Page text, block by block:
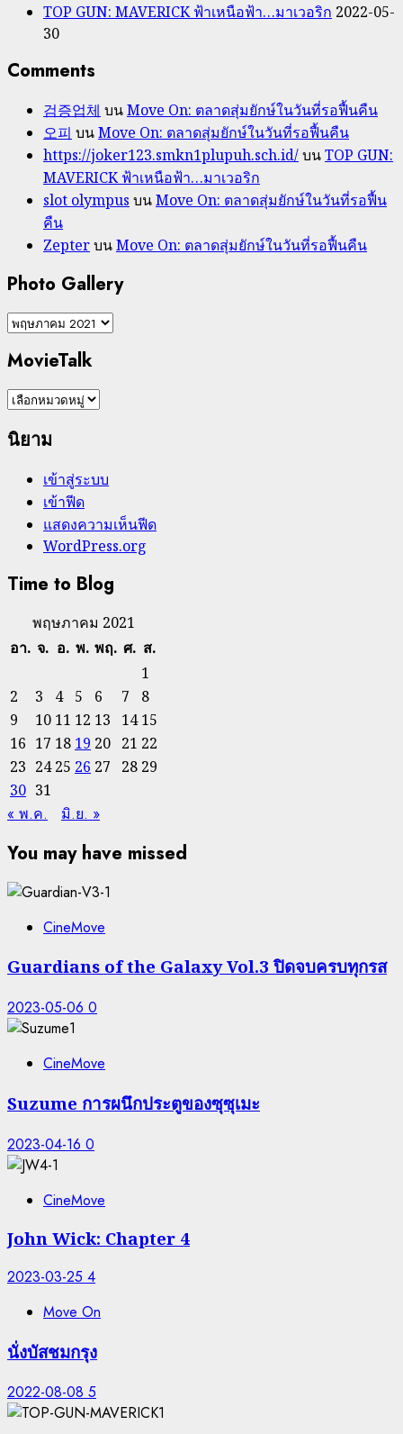
TOP GUN: MAVERICK ฟ้าเหนือฟ้า…มาเวอริก 2022-05-
30
Comments
검증업체 บนMove On: ตลาดสุ่มยักษ์ในวันที่รอฟื้นคืน
오피 บนMove On: ตลาดสุ่มยักษ์ในวันที่รอฟื้นคืน
https://joker123.smkn1plupuh.sch.id/บนTOP GUN:
MAVERICK ฟ้าเหนือฟ้า…มาเวอริก
slot olympus บนMove On: ตลาดสุ่มยักษ์ในวันที่รอฟื้น
คืน
ZepterบนMove On: ตลาดสุ่มยักษ์ในวันที่รอฟื้นคืน
Photo Gallery
Photo
MovieTalk
MovieTalk
นิยาม
เข้าสู่ระบบ
เข้าฟีด
แสดงความเห็นฟีด
WordPress.org
Time to Blog
พฤษภาคม 2021
อา. จ. อ. พ. พฤ. ศ. ส.
1
2
3 4 5 6 7
8
9
10 11 12 13 14 15
16 17 18 19 20 21 22
23 24 25 26 27 28 29
30 31
« พ.ค. มิ.ย. »
You may have missed
CineMove
Guardians of the Galaxy Vol.3 ปิดจบครบทุกรส
2023-05-06 0
CineMove
Suzume การผนึกประตูของซุซุเมะ
2023-04-16 0
CineMove
John Wick: Chapter 4
2023-03-25 4
Move On
นั่งบัสชมกรุง
2022-08-08 5